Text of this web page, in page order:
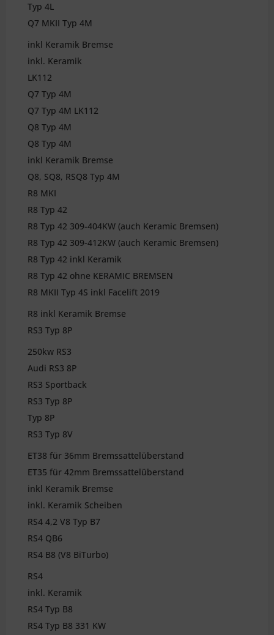
Typ 4L
Q7 MKII Typ 4M
inkl Keramik Bremse
inkl. Keramik
LK112
Q7 Typ 4M
Q7 Typ 4M LK112
Q8 Typ 4M
Q8 Typ 4M
inkl Keramik Bremse
Q8, SQ8, RSQ8 Typ 4M
R8 MKI
R8 Typ 42
R8 Typ 42 309-404KW (auch Keramic Bremsen)
R8 Typ 42 309-412KW (auch Keramic Bremsen)
R8 Typ 42 inkl Keramik
R8 Typ 42 ohne KERAMIC BREMSEN
R8 MKII Typ 4S inkl Facelift 2019
R8 inkl Keramik Bremse
RS3 Typ 8P
250kw RS3
Audi RS3 8P
RS3 Sportback
RS3 Typ 8P
Typ 8P
RS3 Typ 8V
ET38 für 36mm Bremssattelüberstand
ET35 für 42mm Bremssattelüberstand
inkl Keramik Bremse
inkl. Keramik Scheiben
RS4 4,2 V8 Typ B7
RS4 QB6
RS4 B8 (V8 BiTurbo)
RS4
inkl. Keramik
RS4 Typ B8
RS4 Typ B8 331 KW